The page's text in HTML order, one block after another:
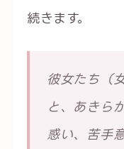
続きます。
彼女たち（
と、あきら
惑い、苦手